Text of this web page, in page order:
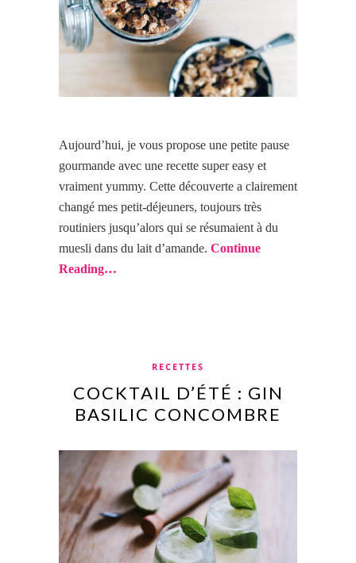
Aujourd’hui, je vous propose une petite pause
gourmande avec une recette super easy et
vraiment yummy. Cette découverte a clairement
changé mes petit-déjeuners, toujours très
routiniers jusqu’alors qui se résumaient à du
muesli dans du lait d’amande. Continue
Reading…
RECETTES
COCKTAIL D’ÉTÉ : GIN
BASILIC CONCOMBRE